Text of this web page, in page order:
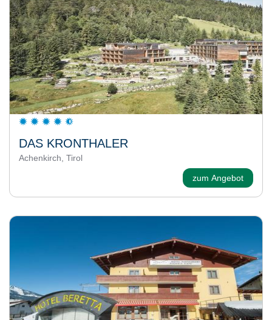
DAS KRONTHALER
Achenkirch, Tirol
zum Angebot